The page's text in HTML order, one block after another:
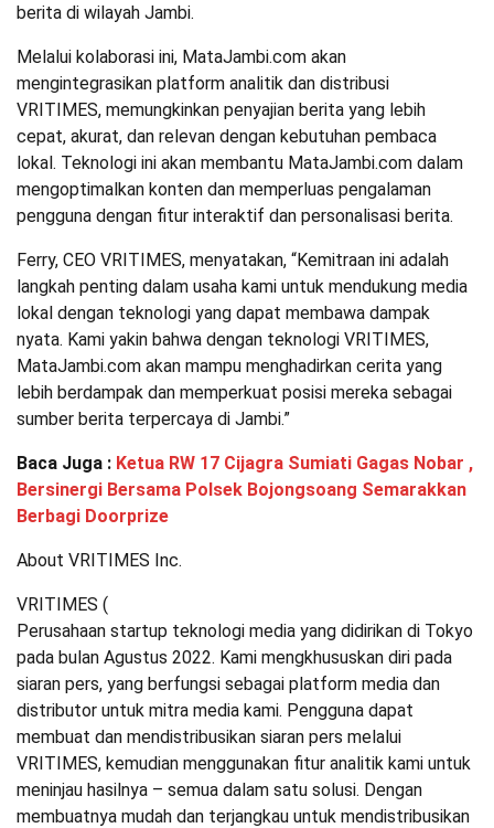
berita di wilayah Jambi.
Melalui kolaborasi ini, MataJambi.com akan
mengintegrasikan platform analitik dan distribusi
VRITIMES, memungkinkan penyajian berita yang lebih
cepat, akurat, dan relevan dengan kebutuhan pembaca
lokal. Teknologi ini akan membantu MataJambi.com dalam
mengoptimalkan konten dan memperluas pengalaman
pengguna dengan fitur interaktif dan personalisasi berita.
Ferry, CEO VRITIMES, menyatakan, “Kemitraan ini adalah
langkah penting dalam usaha kami untuk mendukung media
lokal dengan teknologi yang dapat membawa dampak
nyata. Kami yakin bahwa dengan teknologi VRITIMES,
MataJambi.com akan mampu menghadirkan cerita yang
lebih berdampak dan memperkuat posisi mereka sebagai
sumber berita terpercaya di Jambi.”
Baca Juga : Ketua RW 17 Cijagra Sumiati Gagas Nobar ,
Bersinergi Bersama Polsek Bojongsoang Semarakkan
Berbagi Doorprize
About VRITIMES Inc.
VRITIMES (
Perusahaan startup teknologi media yang didirikan di Tokyo
pada bulan Agustus 2022. Kami mengkhususkan diri pada
siaran pers, yang berfungsi sebagai platform media dan
distributor untuk mitra media kami. Pengguna dapat
membuat dan mendistribusikan siaran pers melalui
VRITIMES, kemudian menggunakan fitur analitik kami untuk
meninjau hasilnya – semua dalam satu solusi. Dengan
membuatnya mudah dan terjangkau untuk mendistribusikan